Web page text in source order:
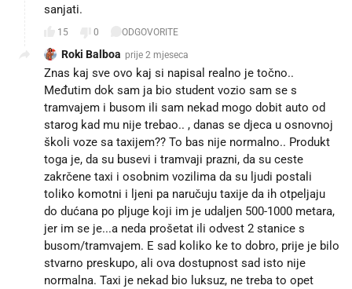
sanjati.
15 0 ODGOVORITE
Roki Balboa prije 2 mjeseca
Znas kaj sve ovo kaj si napisal realno je točno..
Međutim dok sam ja bio student vozio sam se s
tramvajem i busom ili sam nekad mogo dobit auto od
starog kad mu nije trebao.. , danas se djeca u osnovnoj
školi voze sa taxijem?? To bas nije normalno.. Produkt
toga je, da su busevi i tramvaji prazni, da su ceste
zakrčene taxi i osobnim vozilima da su ljudi postali
toliko komotni i ljeni pa naručuju taxije da ih otpeljaju
do dućana po pljuge koji im je udaljen 500-1000 metara,
jer im se je...a neda prošetat ili odvest 2 stanice s
busom/tramvajem. E sad koliko ke to dobro, prije je bilo
stvarno preskupo, ali ova dostupnost sad isto nije
normalna. Taxi je nekad bio luksuz, ne treba to opet